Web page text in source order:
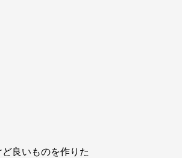
良いものを作りた